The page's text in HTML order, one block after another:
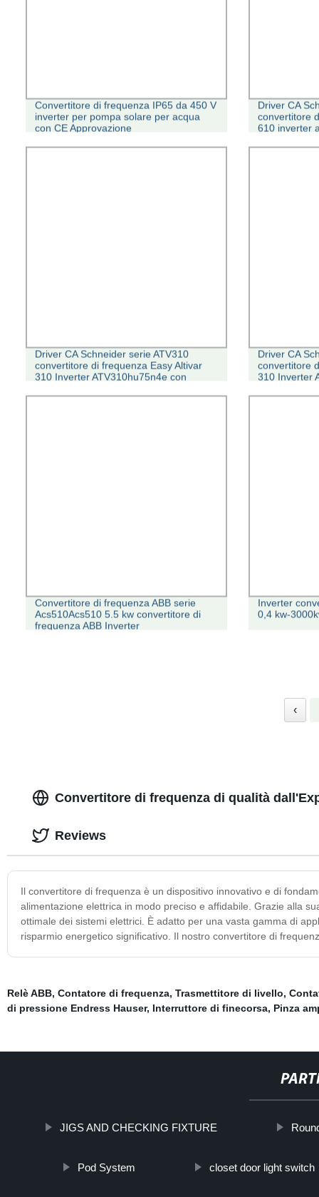
Convertitore di frequenza IP65 da 450 V
inverter per pompa solare per acqua
con CE Approvazione
Driver CA
convertitore
610 inverter
Driver CA Schneider serie ATV310
convertitore di frequenza Easy Altivar
310 Inverter ATV310hu75n4e con
0.37~22 kw
Driver CA
convertitore
310 Inverter
0.37~22 kw
Convertitore di frequenza ABB serie
Acs510Acs510 5.5 kw convertitore di
frequenza ABB Inverter
Inverter
0,4 kw-
‹
Convertitore di frequenza di qualità
Il convertitore di frequenza è un dispositivo innovativo e di
alimentazione elettrica in modo preciso e affidabile. Grazie alla
ottimale dei sistemi elettrici. È adatto per una vasta gamma di
risparmio energetico significativo. Il nostro convertitore di
Reviews
Relè ABB, Contatore di frequenza, Trasmettitore di livello,
di pressione Endress Hauser, Interruttore di finecorsa, Pinza
JIGS AND CHECKING FIXTURE
Pod System closet door light switch